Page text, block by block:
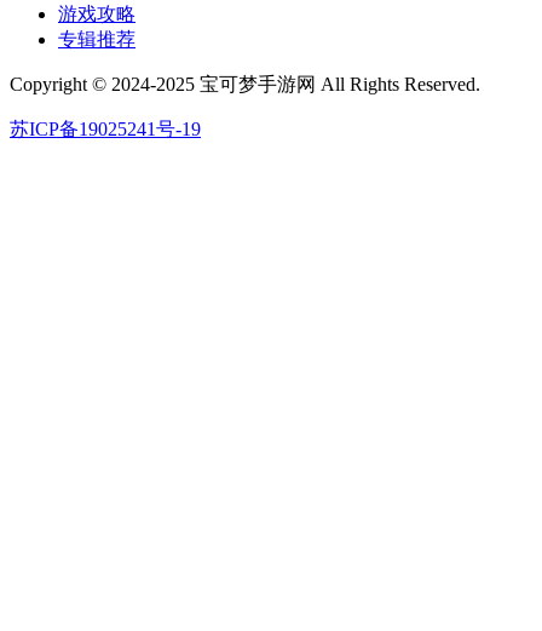
游戏攻略
专辑推荐
Copyright © 2024-2025 宝可梦手游网 All Rights Reserved.
苏ICP备19025241号-19